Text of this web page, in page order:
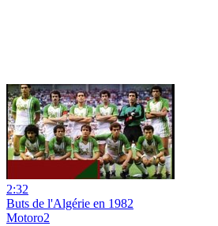
2:32
Buts de l'Algérie en 1982
Motoro2